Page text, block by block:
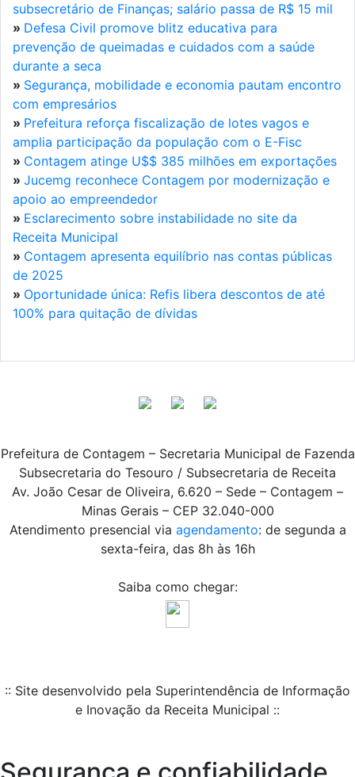
subsecretário de Finanças; salário passa de R$ 15 mil
» Defesa Civil promove blitz educativa para
prevenção de queimadas e cuidados com a saúde
durante a seca
» Segurança, mobilidade e economia pautam encontro
com empresários
» Prefeitura reforça fiscalização de lotes vagos e
amplia participação da população com o E-Fisc
» Contagem atinge U$$ 385 milhões em exportações
» Jucemg reconhece Contagem por modernização e
apoio ao empreendedor
» Esclarecimento sobre instabilidade no site da
Receita Municipal
» Contagem apresenta equilíbrio nas contas públicas
de 2025
» Oportunidade única: Refis libera descontos de até
100% para quitação de dívidas
Prefeitura de Contagem – Secretaria Municipal de Fazenda
Subsecretaria do Tesouro / Subsecretaria de Receita
Av. João Cesar de Oliveira, 6.620 – Sede – Contagem –
Minas Gerais – CEP 32.040-000
Atendimento presencial via agendamento: de segunda a
sexta-feira, das 8h às 16h
Saiba como chegar:
:: Site desenvolvido pela Superintendência de Informação
e Inovação da Receita Municipal ::